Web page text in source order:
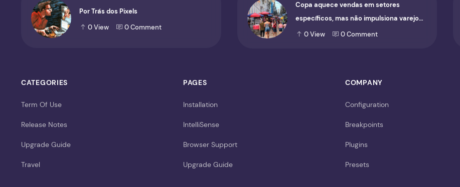
Por Trás dos Pixels
0View 0Comment
Copa aquece vendas em setores
específicos, mas não impulsiona varejo
de forma geral
0View 0Comment
CATEGORIES
Term Of Use
Release Notes
Upgrade Guide
Travel
PAGES
Installation
IntelliSense
Browser Support
Upgrade Guide
COMPANY
Configuration
Breakpoints
Plugins
Presets